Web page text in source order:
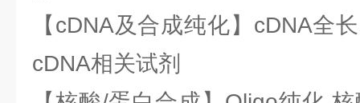
【cDNA及合成纯化】cDNA全
cDNA相关试剂